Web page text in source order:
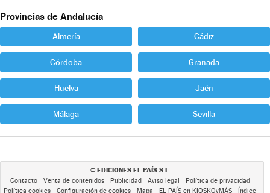
Provincias de Andalucía
Almería Cádiz
Córdoba Granada
Huelva Jaén
Málaga Sevilla
© EDICIONES EL PAÍS S.L.
Contacto Venta de contenidos Publicidad Aviso legal
Política de privacidad
Política cookies
Configuración de cookies Mapa EL PAÍS en KIOSKOyMÁS Índice